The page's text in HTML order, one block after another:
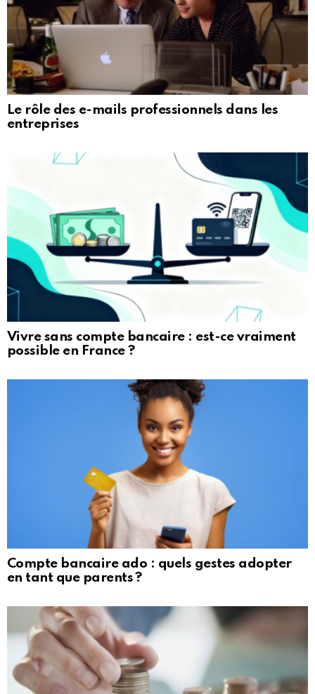
Le rôle des e-mails professionnels dans les
entreprises
Vivre sans compte bancaire : est-ce vraiment
possible en France ?
Compte bancaire ado : quels gestes adopter
en tant que parents ?